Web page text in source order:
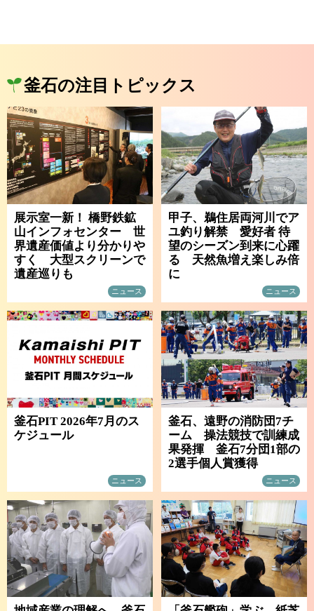
釜石の注目トピックス
展示室一新！ 橋野鉄鉱
山インフォセンター 世
界遺産価値より分かりや
すく 大型スクリーンで
遺産巡りも
ニュース
甲子、鵜住居両河川でア
ユ釣り解禁 愛好者 待
望のシーズン到来に心躍
る 天然魚増え楽しみ倍
に
ニュース
釜石PIT 2026年7月のス
ケジュール
ニュース
釜石、遠野の消防団7チ
ーム 操法競技で訓練成
果発揮 釜石7分団1部の
2選手個人賞獲得
ニュース